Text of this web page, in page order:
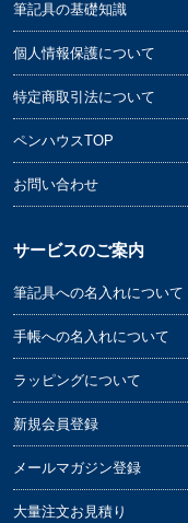
筆記具の基礎知識
個人情報保護について
特定商取引法について
ペンハウスTOP
お問い合わせ
サービスのご案内
筆記具への名入れについて
手帳への名入れについて
ラッピングについて
新規会員登録
メールマガジン登録
大量注文お見積り